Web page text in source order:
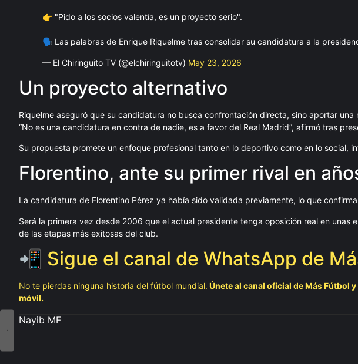
👉 "Pido a los socios valentía, es un proyecto serio".
🗣️ Las palabras de Enrique Riquelme tras consolidar su candidatura a la
— El Chiringuito TV (@elchiringuitotv) May 23, 2026
Un proyecto alternativo
Riquelme aseguró que su candidatura no busca confrontación directa, sino aportar una
“No es una candidatura en contra de nadie, es a favor del Real Madrid”, afirmó tras
Su propuesta promete un enfoque profesional tanto en lo deportivo como en lo social,
Florentino, ante su primer rival en
La candidatura de Florentino Pérez ya había sido validada previamente, lo que
Será la primera vez desde 2006 que el actual presidente tenga oposición real en unas
de las etapas más exitosas del club.
📲 Sigue el canal de WhatsApp de
No te pierdas ninguna historia del fútbol mundial. Únete al canal oficial de Más Fútbol
móvil.
Nayib MF